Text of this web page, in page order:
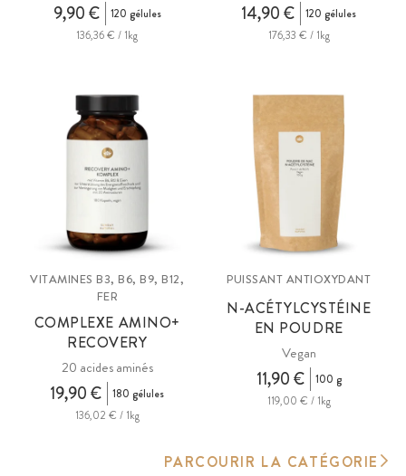
9,90 €
120 gélules
136,36 € / 1kg
14,90 €
120 gélules
176,33 € / 1kg
VITAMINES B3, B6, B9, B12,
FER
COMPLEXE AMINO+
RECOVERY
20 acides aminés
19,90 €
180 gélules
136,02 € / 1kg
PUISSANT ANTIOXYDANT
N-ACÉTYLCYSTÉINE
EN POUDRE
Vegan
11,90 €
100 g
119,00 € / 1kg
PARCOURIR LA CATÉGORIE